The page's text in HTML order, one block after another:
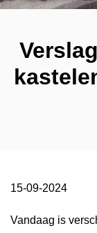
15-09-2024
Vandaag is